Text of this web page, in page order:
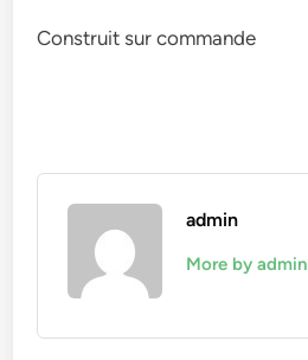
Construit sur commande
admin
More by admin